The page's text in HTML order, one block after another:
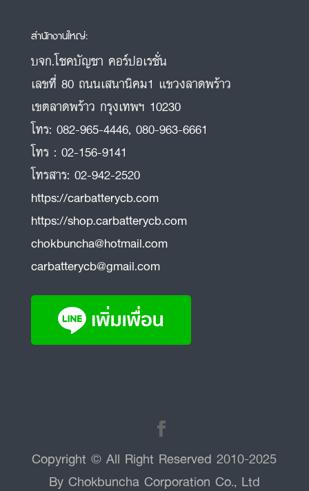
สำนักงานใหญ่:
บจก.โชคบัญชา คอร์ปอเรชั่น
เลขที่ 80 ถนนเสนานิคม1 แขวงลาดพร้าว
เขตลาดพร้าว กรุงเทพฯ 10230
โทร: 082-965-4446, 080-963-6661
โทร : 02-156-9141
โทรสาร: 02-942-2520
https://carbatterycb.com
https://shop.carbatterycb.com
chokbuncha@hotmail.com
carbatterycb@gmail.com
Copyright © All Right Reserved 2010-2025
By Chokbuncha Corporation Co., Ltd